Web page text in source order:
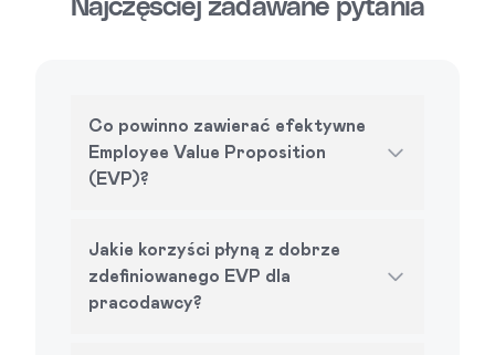
Najczęściej zadawane pytania
Co powinno zawierać efektywne
Employee Value Proposition
(EVP)?
Jakie korzyści płyną z dobrze
zdefiniowanego EVP dla
pracodawcy?